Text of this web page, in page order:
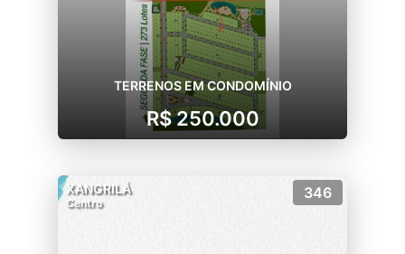
TERRENOS EM CONDOMÍNIO
R$ 250.000
XANGRILÁ
Centro
346